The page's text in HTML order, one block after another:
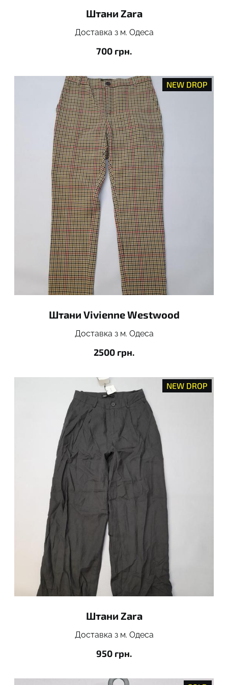
Штани Zara
Доставка з м. Одеса
700 грн.
NEW DROP
Штани Vivienne Westwood
Доставка з м. Одеса
2500 грн.
NEW DROP
Штани Zara
Доставка з м. Одеса
950 грн.